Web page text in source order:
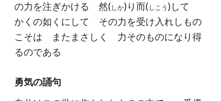
の力を注ぎかける 然(しか)り而(しこう )して
かくの如くにして その力を受け入れしもの
こそは またまさしく 力そのものになり得
るのである
勇気の誦句